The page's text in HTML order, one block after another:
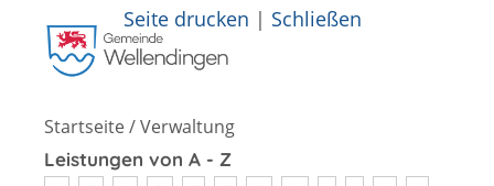
Seite drucken | Schließen
Startseite/Verwaltung
Leistungen von A - Z